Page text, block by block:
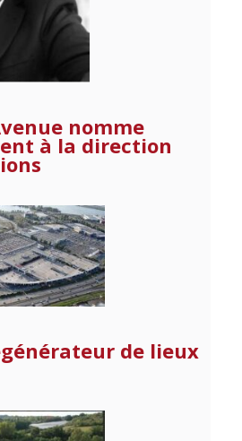
nomme
à la direction
de lieux